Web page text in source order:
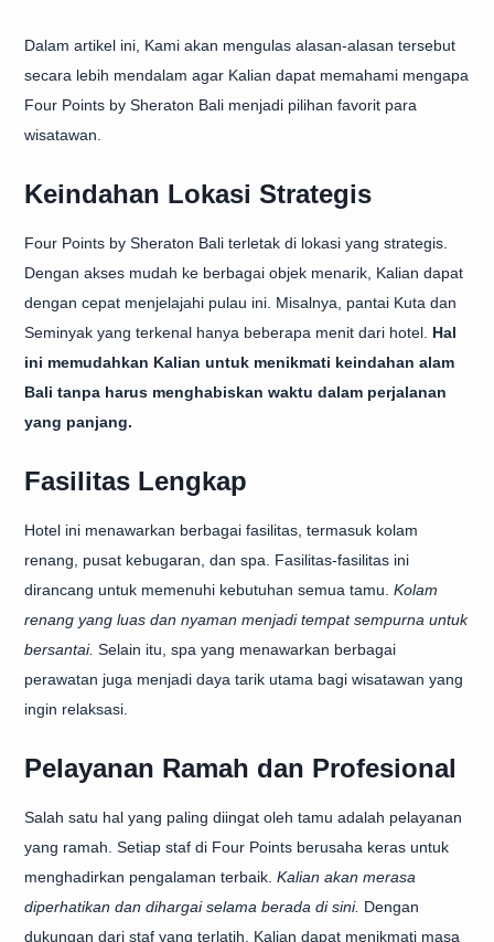
Dalam artikel ini, Kami akan mengulas alasan-alasan tersebut
secara lebih mendalam agar Kalian dapat memahami mengapa
Four Points by Sheraton Bali menjadi pilihan favorit para
wisatawan.
Keindahan Lokasi Strategis
Four Points by Sheraton Bali terletak di lokasi yang strategis.
Dengan akses mudah ke berbagai objek menarik, Kalian dapat
dengan cepat menjelajahi pulau ini. Misalnya, pantai Kuta dan
Seminyak yang terkenal hanya beberapa menit dari hotel. Hal
ini memudahkan Kalian untuk menikmati keindahan alam
Bali tanpa harus menghabiskan waktu dalam perjalanan
yang panjang.
Fasilitas Lengkap
Hotel ini menawarkan berbagai fasilitas, termasuk kolam
renang, pusat kebugaran, dan spa. Fasilitas-fasilitas ini
dirancang untuk memenuhi kebutuhan semua tamu. Kolam
renang yang luas dan nyaman menjadi tempat sempurna untuk
bersantai. Selain itu, spa yang menawarkan berbagai
perawatan juga menjadi daya tarik utama bagi wisatawan yang
ingin relaksasi.
Pelayanan Ramah dan Profesional
Salah satu hal yang paling diingat oleh tamu adalah pelayanan
yang ramah. Setiap staf di Four Points berusaha keras untuk
menghadirkan pengalaman terbaik. Kalian akan merasa
diperhatikan dan dihargai selama berada di sini. Dengan
dukungan dari staf yang terlatih, Kalian dapat menikmati masa